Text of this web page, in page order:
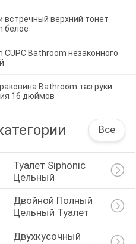
встречный верхний тонет
белое
Bathroom незаконного
Bathroom таз руки
16 дюймов
Все
Туалет Siphonic
Цельный
Двойной Полный
Цельный Туалет
Двухкусочный